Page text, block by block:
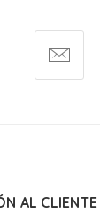
AL CLIENTE